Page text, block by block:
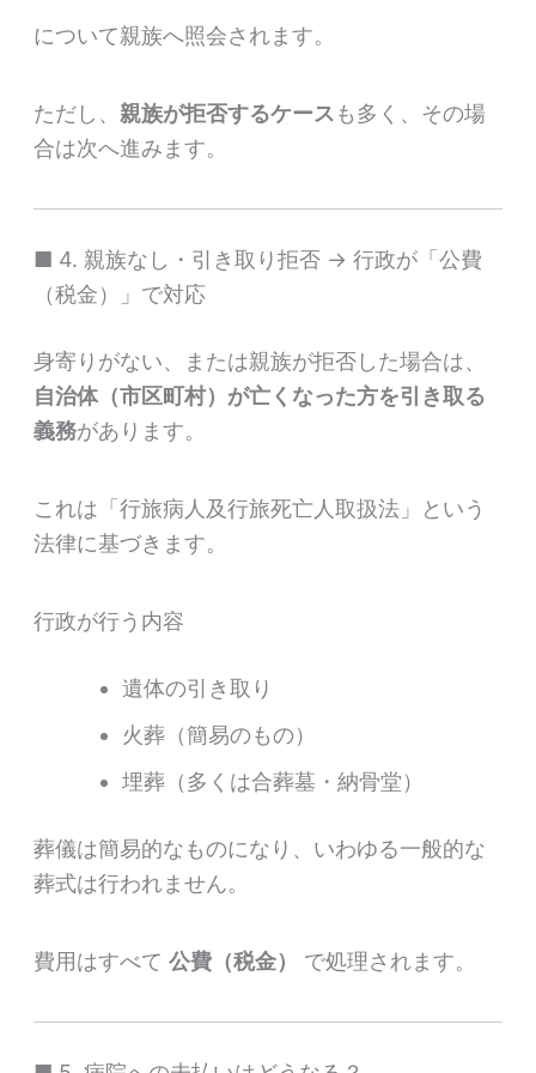
について親族へ照会されます。
ただし、 親族が拒否するケース も多く、その場
合は次へ進みます。
■ 4. 親族なし・引き取り拒否 → 行政が「公費
（税金）」で対応
身寄りがない、または親族が拒否した場合は、
自治体（市区町村）が亡くなった方を引き取る
義務があります。
これは「行旅病人及行旅死亡人取扱法」という
法律に基づきます。
行政が行う内容
遺体の引き取り
火葬（簡易のもの）
埋葬（多くは合葬墓・納骨堂）
葬儀は簡易的なものになり、いわゆる一般的な
葬式は行われません。
費用はすべて 公費（税金） で処理されます。